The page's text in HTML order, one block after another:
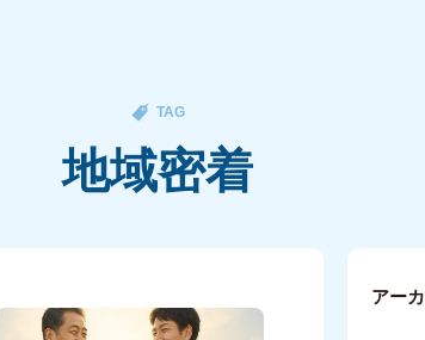
TAG
地域密着
アー